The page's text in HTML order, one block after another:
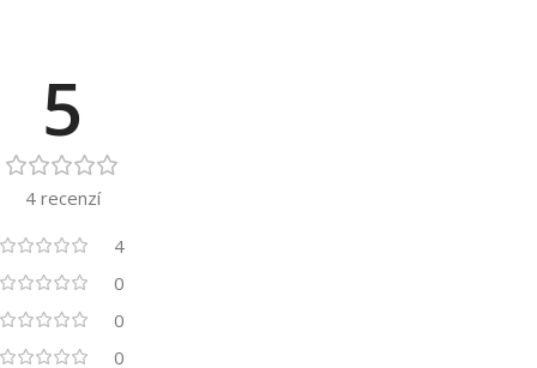
5
4 recenzí
4
0
0
0